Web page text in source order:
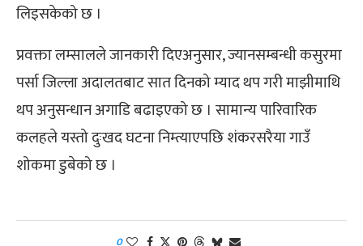
लिइसकेको छ ।
प्रवक्ता लम्सालले जानकारी दिएअनुसार, ज्यानसम्बन्धी कसुरमा
पर्सा जिल्ला अदालतबाट सात दिनको म्याद थप गरी माझीमाथि
थप अनुसन्धान अगाडि बढाइएको छ । सामान्य पारिवारिक
कलहले यस्तो दुःखद घटना निम्त्याएपछि शंकरसरैया गाउँ
शोकमा डुबेको छ ।
0